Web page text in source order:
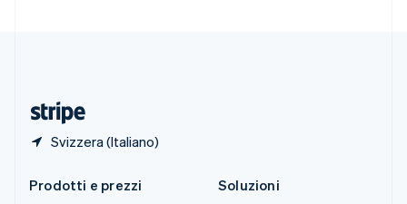
Svizzera (Italiano)
Prodotti e prezzi
Soluzioni